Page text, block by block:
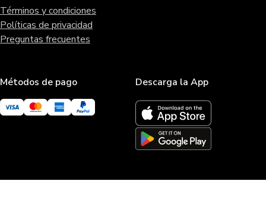
Términos y condiciones
Políticas de privacidad
Preguntas frecuentes
Métodos de pago Descarga la App